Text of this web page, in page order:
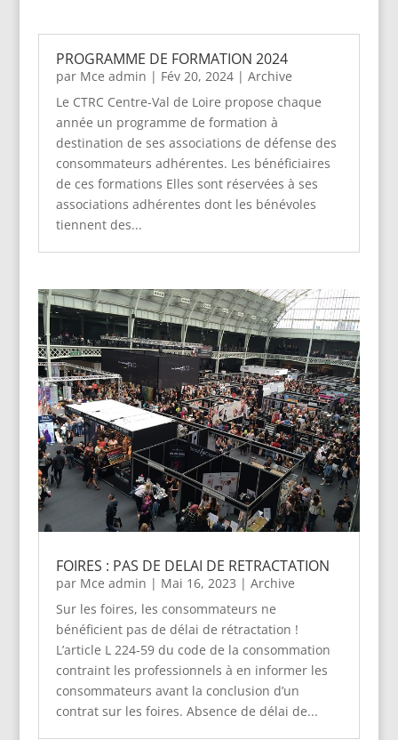
PROGRAMME DE FORMATION 2024
par Mce admin | Fév 20, 2024| Archive
Le CTRC Centre-Val de Loire propose chaque
année un programme de formation à
destination de ses associations de défense des
consommateurs adhérentes. Les bénéficiaires
de ces formations Elles sont réservées à ses
associations adhérentes dont les bénévoles
tiennent des...
FOIRES : PAS DE DELAI DE RETRACTATION
par Mce admin | Mai 16, 2023 | Archive
Sur les foires, les consommateurs ne
bénéficient pas de délai de rétractation !
L’article L 224-59 du code de la consommation
contraint les professionnels à en informer les
consommateurs avant la conclusion d’un
contrat sur les foires. Absence de délai de...